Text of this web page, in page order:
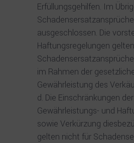
Erfüllungsgehilfen. Im
ausgeschlossen. Die
Haftungsregelungen
im Rahmen der
Gewährleistung des
Die Einschränkungen der
Gewährleistungs- und
sowie Verkürzung
gelten nicht für